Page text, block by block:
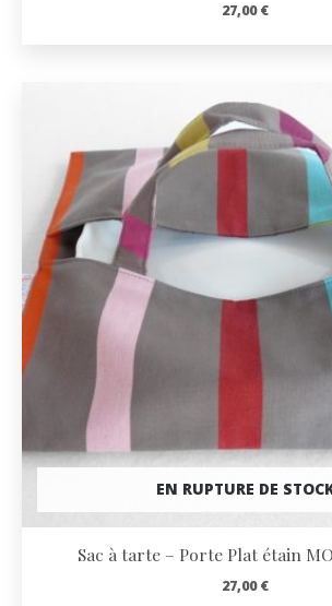
27,00€
EN RUPTURE DE
Sac à tarte – Porte Plat étain
27,00€